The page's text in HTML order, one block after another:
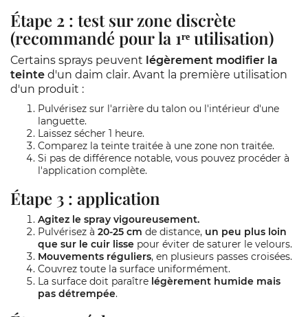
Étape 2 : test sur zone discrète
(recommandé pour la 1ʳᵉ utilisation)
Certains sprays peuvent légèrement modifier la
teinte d'un daim clair. Avant la première utilisation
d'un produit :
Pulvérisez sur l'arrière du talon ou l'intérieur d'une
languette.
Laissez sécher 1 heure.
Comparez la teinte traitée à une zone non traitée.
Si pas de différence notable, vous pouvez procéder à
l'application complète.
Étape 3 : application
Agitez le spray vigoureusement.
Pulvérisez à 20-25 cm de distance, un peu plus loin
que sur le cuir lisse pour éviter de saturer le velours.
Mouvements réguliers, en plusieurs passes croisées.
Couvrez toute la surface uniformément.
La surface doit paraître légèrement humide mais
pas détrempée.